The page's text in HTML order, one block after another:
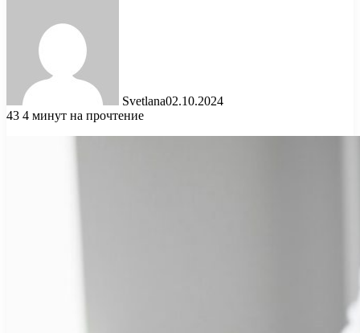
Svetlana02.10.2024
43 4 минут на прочтение